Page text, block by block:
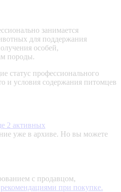
занимается
для поддержания
особей,
породы.
статус профессионального
и условия содержания питомцев
2 активных
уже в архиве. Но вы можете
с продавцом,
рекомендациями при покупке.